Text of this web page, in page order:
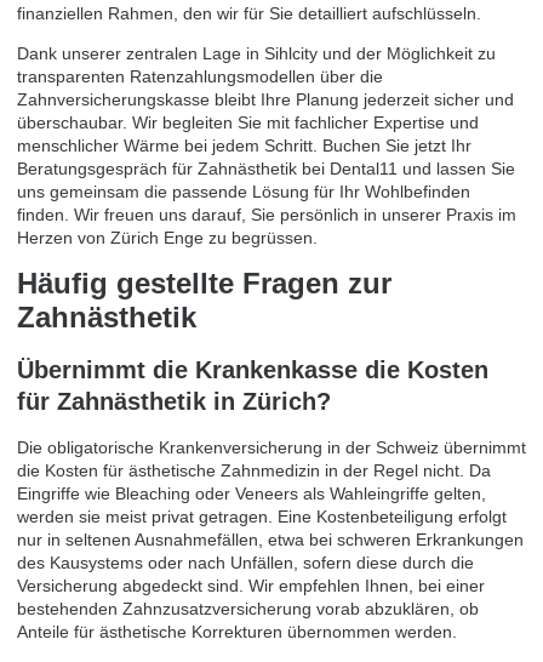
finanziellen Rahmen, den wir für Sie detailliert aufschlüsseln.
Dank unserer zentralen Lage in Sihlcity und der Möglichkeit zu
transparenten Ratenzahlungsmodellen über die
Zahnversicherungskasse bleibt Ihre Planung jederzeit sicher und
überschaubar. Wir begleiten Sie mit fachlicher Expertise und
menschlicher Wärme bei jedem Schritt. Buchen Sie jetzt Ihr
Beratungsgespräch für Zahnästhetik bei Dental11 und lassen Sie
uns gemeinsam die passende Lösung für Ihr Wohlbefinden
finden. Wir freuen uns darauf, Sie persönlich in unserer Praxis im
Herzen von Zürich Enge zu begrüssen.
Häufig gestellte Fragen zur
Zahnästhetik
Übernimmt die Krankenkasse die Kosten
für Zahnästhetik in Zürich?
Die obligatorische Krankenversicherung in der Schweiz übernimmt
die Kosten für ästhetische Zahnmedizin in der Regel nicht. Da
Eingriffe wie Bleaching oder Veneers als Wahleingriffe gelten,
werden sie meist privat getragen. Eine Kostenbeteiligung erfolgt
nur in seltenen Ausnahmefällen, etwa bei schweren Erkrankungen
des Kausystems oder nach Unfällen, sofern diese durch die
Versicherung abgedeckt sind. Wir empfehlen Ihnen, bei einer
bestehenden Zahnzusatzversicherung vorab abzuklären, ob
Anteile für ästhetische Korrekturen übernommen werden.